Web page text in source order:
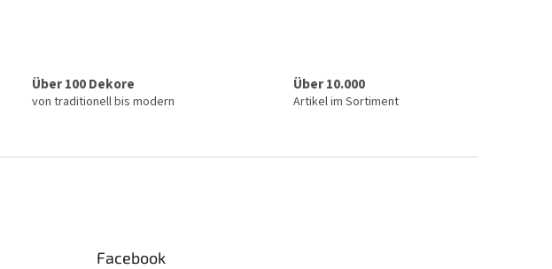
Über 100 Dekore
von traditionell bis modern
Über 10.000
Artikel im Sortiment
Facebook